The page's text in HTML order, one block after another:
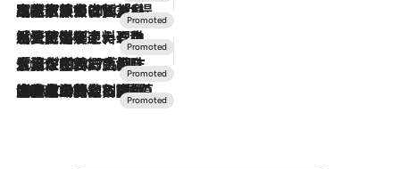
2026.7.31
【ホテル帰省】という選択肢をOMOが提案。家族とほどよい距離を保つには「昼は実家、夜は気兼ねなくホテルで！」
2026.7.24
【夏限定ディナーコース】旬を迎える稚鮎や花ズッキーニなどをイタリア・トスカーナの郷土料理の手法で満喫！
2026.7.17
「土佐和ハーブかき氷」がOMO7高知に登場！生姜、山椒、大葉など目にも舌にも涼を呼ぶ郷土の味
2026.7.10
NEW OPEN！【界 草津】名湯の地に誕生。趣の異なる2種の温泉と上州ならではの会席・蕎麦割烹など美食を味わう究極の癒やし旅